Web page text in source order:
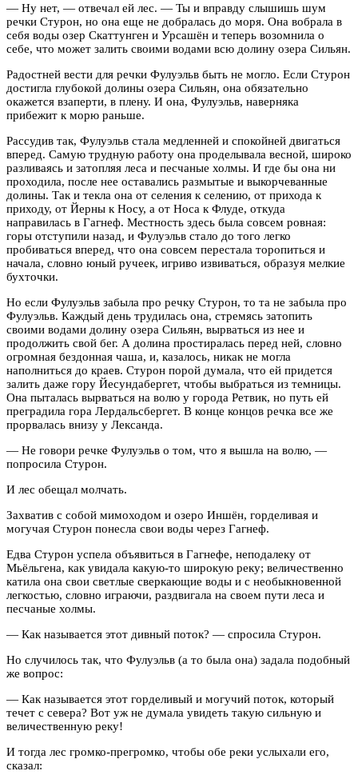
— Ну нет, — отвечал ей лес. — Ты и вправду слышишь шум
речки Стурон, но она еще не добралась до моря. Она вобрала в
себя воды озер Скаттунген и Урсашён и теперь возомнила о
себе, что может залить своими водами всю долину озера Сильян.
Радостней вести для речки Фулуэльв быть не могло. Если Стурон
достигла глубокой долины озера Сильян, она обязательно
окажется взаперти, в плену. И она, Фулуэльв, наверняка
прибежит к морю раньше.
Рассудив так, Фулуэльв стала медленней и спокойней двигаться
вперед. Самую трудную работу она проделывала весной, широко
разливаясь и затопляя леса и песчаные холмы. И где бы она ни
проходила, после нее оставались размытые и выкорчеванные
долины. Так и текла она от селения к селению, от прихода к
приходу, от Йерны к Носу, а от Носа к Флуде, откуда
направилась в Гагнеф. Местность здесь была совсем ровная:
горы отступили назад, и Фулуэльв стало до того легко
пробиваться вперед, что она совсем перестала торопиться и
начала, словно юный ручеек, игриво извиваться, образуя мелкие
бухточки.
Но если Фулуэльв забыла про речку Стурон, то та не забыла про
Фулуэльв. Каждый день трудилась она, стремясь затопить
своими водами долину озера Сильян, вырваться из нее и
продолжить свой бег. А долина простиралась перед ней, словно
огромная бездонная чаша, и, казалось, никак не могла
наполниться до краев. Стурон порой думала, что ей придется
залить даже гору Йесундабергет, чтобы выбраться из темницы.
Она пыталась вырваться на волю у города Ретвик, но путь ей
преградила гора Лердальсбергет. В конце концов речка все же
прорвалась внизу у Лександа.
— Не говори речке Фулуэльв о том, что я вышла на волю, —
попросила Стурон.
И лес обещал молчать.
Захватив с собой мимоходом и озеро Иншён, горделивая и
могучая Стурон понесла свои воды через Гагнеф.
Едва Стурон успела объявиться в Гагнефе, неподалеку от
Мьёльгена, как увидала какую-то широкую реку; величественно
катила она свои светлые сверкающие воды и с необыкновенной
легкостью, словно играючи, раздвигала на своем пути леса и
песчаные холмы.
— Как называется этот дивный поток? — спросила Стурон.
Но случилось так, что Фулуэльв (а то была она) задала подобный
же вопрос:
— Как называется этот горделивый и могучий поток, который
течет с севера? Вот уж не думала увидеть такую сильную и
величественную реку!
И тогда лес громко-прегромко, чтобы обе реки услыхали его,
сказал: